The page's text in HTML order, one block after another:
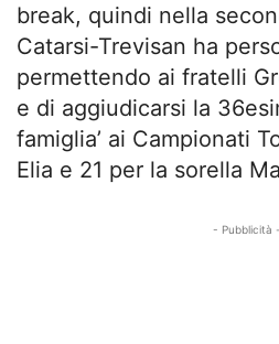
break, quindi nella
Catarsi-Trevisan ha
permettendo ai fratelli
e di aggiudicarsi la
famiglia’ ai Campionati
Elia e 21 per la sorella
- Pubblicità -